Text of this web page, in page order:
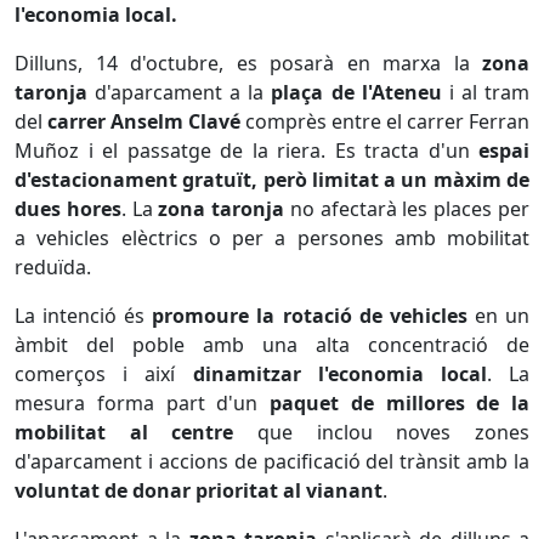
l'economia local.
Dilluns, 14 d'octubre, es posarà en marxa la zona
taronja d'aparcament a la plaça de l'Ateneu i al tram
del carrer Anselm Clavé comprès entre el carrer Ferran
Muñoz i el passatge de la riera. Es tracta d'un espai
d'estacionament gratuït, però limitat a un màxim de
dues hores. Lazona taronja no afectarà les places per
a vehicles elèctrics o per a persones amb mobilitat
reduïda.
La intenció és promoure la rotació de vehiclesen un
àmbit del poble amb una alta concentració de
comerços i així dinamitzar l'economia local. La
mesura forma part d'un paquet de millores de la
mobilitat al centre que inclou noves zones
d'aparcament i accions de pacificació del trànsit amb la
voluntat de donar prioritat al vianant.